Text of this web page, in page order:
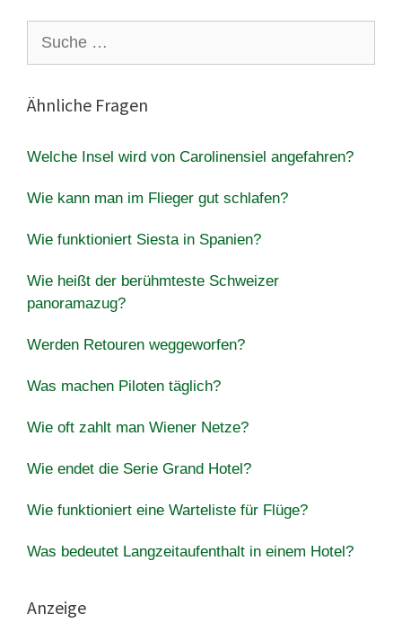
nach:
Ähnliche Fragen
Welche Insel wird von Carolinensiel angefahren?
Wie kann man im Flieger gut schlafen?
Wie funktioniert Siesta in Spanien?
Wie heißt der berühmteste Schweizer
panoramazug?
Werden Retouren weggeworfen?
Was machen Piloten täglich?
Wie oft zahlt man Wiener Netze?
Wie endet die Serie Grand Hotel?
Wie funktioniert eine Warteliste für Flüge?
Was bedeutet Langzeitaufenthalt in einem Hotel?
Anzeige